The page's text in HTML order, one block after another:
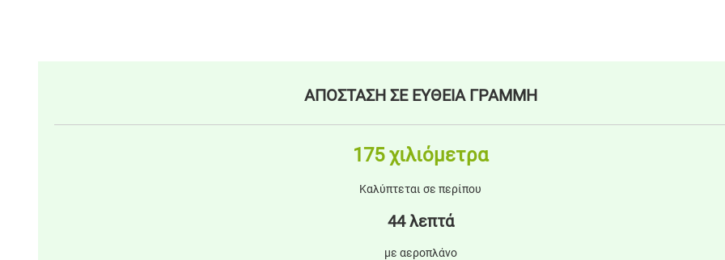
ΑΠΟΣΤΑΣΗ ΣΕ ΕΥΘΕΙΑ ΓΡΑΜΜΗ
175 χιλιόμετρα
Καλύπτεται σε περίπου
44 λεπτά
με αεροπλάνο